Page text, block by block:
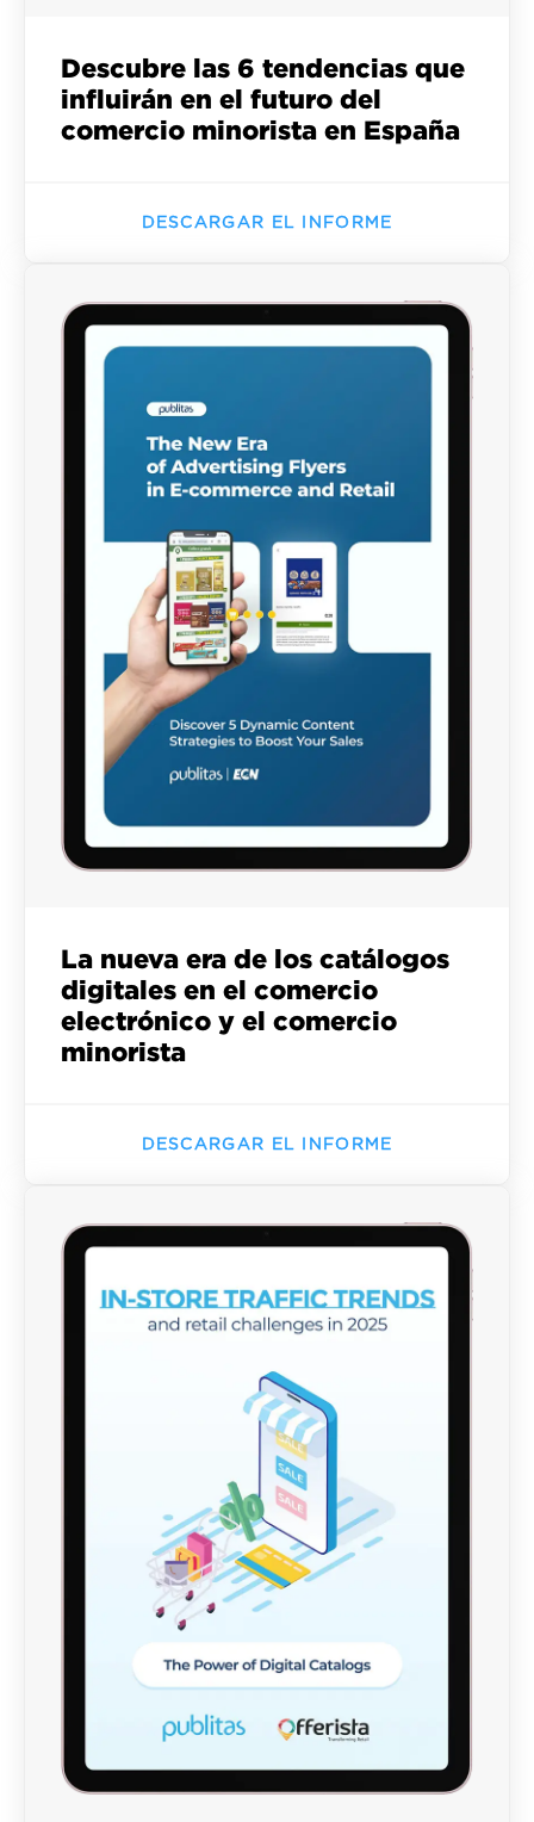
Descubre las 6 tendencias que
influirán en el futuro del
comercio minorista en España
DESCARGAR EL INFORME
La nueva era de los catálogos
digitales en el comercio
electrónico y el comercio
minorista
DESCARGAR EL INFORME